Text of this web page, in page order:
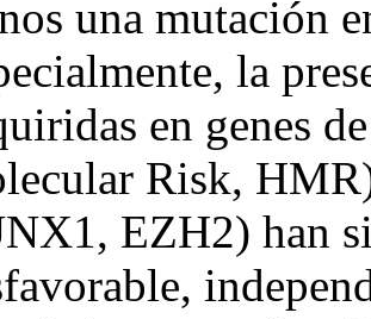
una mutación
la
en genes
Risk,
EZH2) han